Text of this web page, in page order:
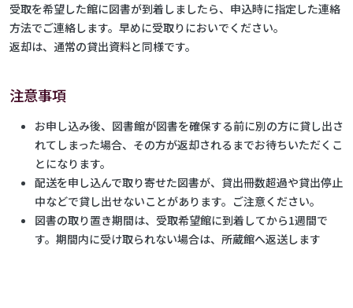
受取を希望した館に図書が到着しましたら、申込時に指定した連絡
方法でご連絡します。早めに受取りにおいでください。
返却は、通常の貸出資料と同様です。
注意事項
お申し込み後、図書館が図書を確保する前に別の方に貸し出さ
れてしまった場合、その方が返却されるまでお待ちいただくこ
とになります。
配送を申し込んで取り寄せた図書が、貸出冊数超過や貸出停止
中などで貸し出せないことがあります。ご注意ください。
図書の取り置き期間は、受取希望館に到着してから1週間で
す。期間内に受け取られない場合は、所蔵館へ返送します